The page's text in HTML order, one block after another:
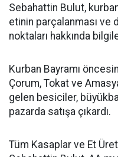
Sebahattin Bulut,
etinin parçalanması ve
noktaları hakkında
Kurban Bayramı
Çorum, Tokat ve
gelen besiciler,
pazarda satışa çıkardı.
Tüm Kasaplar ve Et